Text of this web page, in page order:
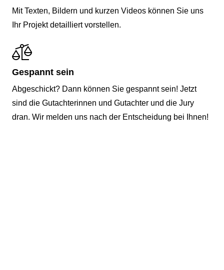
Mit Texten, Bildern und kurzen Videos können Sie uns
Ihr Projekt detailliert vorstellen.
Gespannt sein
Abgeschickt? Dann können Sie gespannt sein! Jetzt
sind die Gutachterinnen und Gutachter und die Jury
dran. Wir melden uns nach der Entscheidung bei Ihnen!